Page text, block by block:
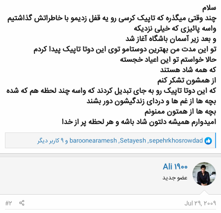
ه
م
و
ض
و
ع
سلام
چند وقتی میگذره که تاپیک کرسی رو یه قفل زدیمو با خاطراتش گذاشتیم
واسه پائیزی که خیلی نزدیکه
و بعد زیر آسمان باشگاه آغاز شد
تو این مدت من بهترین دوستامو توی این دوتا تاپیک پیدا کردم
حالا خواستم تو این اعیاد خجسته
که همه شاد هستند
از همشون تشکر کنم
که این دوتا تاپیک رو به جای تبدیل کردند که واسه چند لحظه هم که شده
بچه ها از غم ها و دردای زندگیشون دور بشند
بچه ها از همتون ممنونم
امیدوارم همیشه دلتون شاد باشه و هر لحظه پر از خدا
و
ا
ک
ن
ش
ه
ا
sepehrkhosrowdad
,
Setayesh
,
baroonearamesh و 9 کاربر دیگر
Ali 1900
عضو جدید
Jul 29, 2009
#2